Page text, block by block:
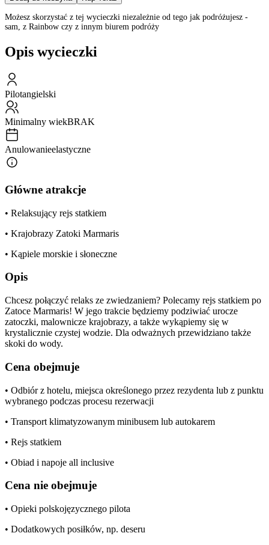
Możesz skorzystać z tej wycieczki niezależnie od tego jak podróżujesz -
sam, z Rainbow czy z innym biurem podróży
Opis wycieczki
Pilotangielski
Minimalny wiekBRAK
Anulowanieelastyczne
Główne atrakcje
• Relaksujący rejs statkiem
• Krajobrazy Zatoki Marmaris
• Kąpiele morskie i słoneczne
Opis
Chcesz połączyć relaks ze zwiedzaniem? Polecamy rejs statkiem po
Zatoce Marmaris! W jego trakcie będziemy podziwiać urocze
zatoczki, malownicze krajobrazy, a także wykąpiemy się w
krystalicznie czystej wodzie. Dla odważnych przewidziano także
skoki do wody.
Cena obejmuje
• Odbiór z hotelu, miejsca określonego przez rezydenta lub z punktu
wybranego podczas procesu rezerwacji
• Transport klimatyzowanym minibusem lub autokarem
• Rejs statkiem
• Obiad i napoje all inclusive
Cena nie obejmuje
• Opieki polskojęzycznego pilota
• Dodatkowych posiłków, np. deseru